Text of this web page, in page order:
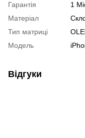
Гарантія
1
Матеріал
Тип матриці
Модель
Відгуки